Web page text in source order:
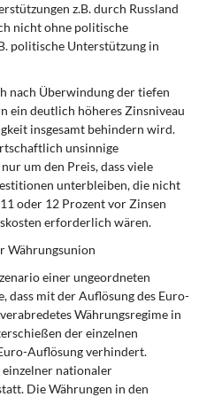
z.B. durch Russland
nicht ohne politische
politische Unterstützung in
nach Überwindung der tiefen
ein deutlich höheres Zinsniveau
insgesamt behindern wird.
unsinnige
um den Preis, dass viele
unterbleiben, die nicht
oder 12 Prozent vor Zinsen
erforderlich wären.
Währungsunion
einer ungeordneten
dass mit der Auflösung des Euro-
Währungsregime in
der einzelnen
Auflösung verhindert.
nationaler
Die Währungen in den